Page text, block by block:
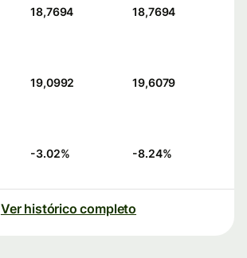
18,7694 18,7694
19,0992 19,6079
-3.02% -8.24%
Ver histórico completo